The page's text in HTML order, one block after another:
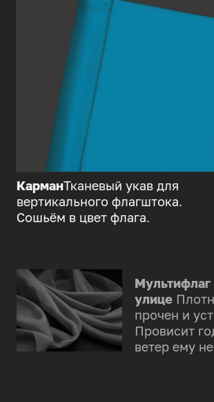
КарманТканевый укав для
вертикального флагштока.
Сошьём в цвет флага.
улице
прочен и
Провисит
ветер ему